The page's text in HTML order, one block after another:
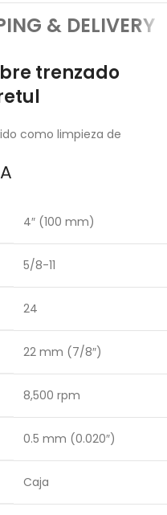
& DELIVERY
trenzado
como limpieza de
4″ (100 mm)
5/8-11
24
22 mm (7/8″)
8,500 rpm
0.5 mm (0.020″)
Caja